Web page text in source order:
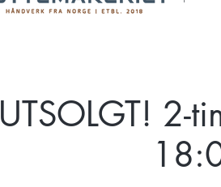
UTSOLGT! 2-